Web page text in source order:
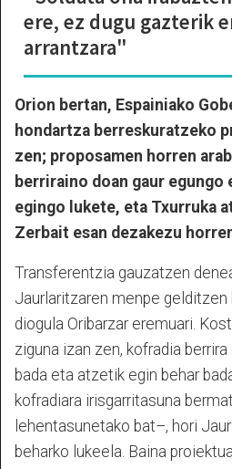
ere, ez dugu gazterik
arrantzara"
Orion bertan, Espainiako
hondartza berreskuratzeko
zen; proposamen horren
berriraino doan gaur egungo
egingo lukete, eta Txurruka
Zerbait esan dezakezu
Transferentzia gauzatzen
Jaurlaritzaren menpe gelditzen
diogula Oribarzar eremuari.
ziguna izan zen, kofradia
bada eta atzetik egin behar
kofradiara irisgarritasuna
lehentasunetako bat–, hori
beharko lukeela. Baina